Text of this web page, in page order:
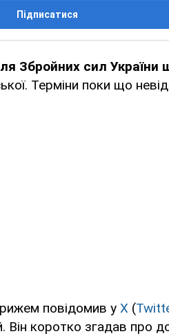
Підписатися
Збройних сил України
Терміни поки що
повідомив у X (
коротко згадав про